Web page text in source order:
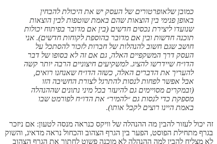
כמובן שלאופרטורים של העסק יש את היכולת להבחין
באופן פנימי בין הוצאות שהם באמת שוטפות לבין הוצאות
שנועדו ליצירת נכסים חדשים (בין אם מדובר בפיתוח יכולות
תוכנה חדשות ובין אם מדובר בהוספת לקוחות חדשים). אני
חושב שגם חשוב להנהלות של חברות לזכור להסתכל על
העסק דרך המשקפיים האלה, גם אם זה לא בסופו של דבר
הדו״ח שיידרשו להציג. למשקיעים חיצוניים הרבה יותר קשה
להעריך את הדברים האלה, כשזה הדו״ח שאנחנו רואים,
אבל אפשר לפחות לנסות להתרגל לצורת החשיבה הזו
(ובמקרים מסויימים גם להיעזר בכל מיני נתונים שההנהלה
מספקת כדי לנסות גם ״להמיר״ את הדו״ח לפורמט שבו
באמת היינו רוצים לקבל אותו).
זה יכול לעזור להבין מה ההנהלה של וויקס כנראה מנסה לטעון: אם ניזכר
בגרף מתחילת הפוסט, הפער בין הגרף הצהוב והכחול נראה מדאיג, והשוק
לא מצליח להבין למה ההנהלה לא מוכנה פשוט לחתוך את הגרף הצהוב